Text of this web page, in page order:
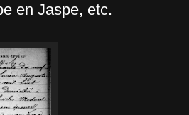
en Jaspe, etc.